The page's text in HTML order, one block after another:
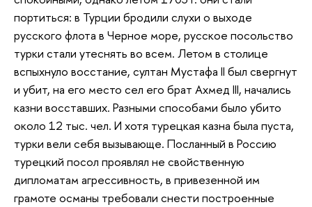
портиться: в Турции бродили слухи о выходе
русского флота в Черное море, русское посольство
турки стали утеснять во всем. Летом в столице
вспыхнуло восстание, султан Мустафа II был свергнут
и убит, на его место сел его брат Ахмед III, начались
казни восставших. Разными способами было убито
около 12 тыс. чел. И хотя турецкая казна была пуста,
турки вели себя вызывающе. Посланный в Россию
турецкий посол проявлял не свойственную
дипломатам агрессивность, в привезенной им
грамоте османы требовали снести построенные